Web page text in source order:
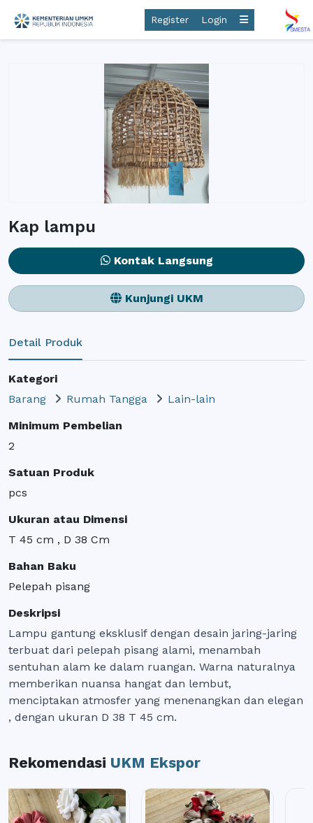
Register Login
Kap lampu
Kontak Langsung
Kunjungi UKM
Detail Produk
Kategori
Barang
Rumah Tangga
Lain-lain
Minimum Pembelian
2
Satuan Produk
pcs
Ukuran atau Dimensi
T 45 cm , D 38 Cm
Bahan Baku
Pelepah pisang
Deskripsi
Lampu gantung eksklusif dengan desain jaring-jaring
terbuat dari pelepah pisang alami, menambah
sentuhan alam ke dalam ruangan. Warna naturalnya
memberikan nuansa hangat dan lembut,
menciptakan atmosfer yang menenangkan dan elegan
, dengan ukuran D 38 T 45 cm.
Rekomendasi UKM Ekspor